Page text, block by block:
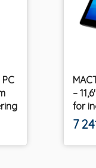
–
for
Pris
7